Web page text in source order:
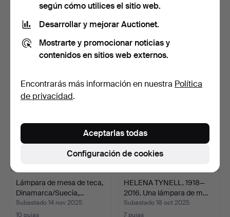
Un par de lámparas de
mesa, Ateljé Lyktan,…
Subastado 3 dic 2025
5 pujas
116 USD
JUST ANDERSEN. 1884-
1943. Lámpara de mesa,…
12 pujas
1.002 USD
Lámpara de mesa de teca,
Dinamarca/Suecia,…
Subastado 14 nov 2025
10 pujas
HELENA TYNELL. 1918—
2016. Una lámpara de m…
Subastado 18 oct 2025
7 pujas
según cómo utilices el sitio web.
Desarrollar y mejorar Auctionet.
Mostrarte y promocionar noticias y
contenidos en sitios web externos.
Encontrarás más información en nuestra Política
de privacidad.
Configuración de cookies
Aceptarlas todas